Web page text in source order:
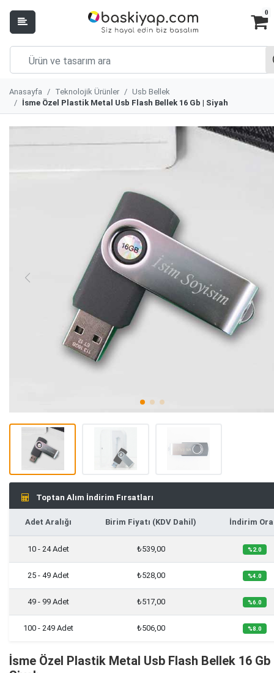
0
Anasayfa Teknolojik Ürünler
Usb Bellek
İsme Özel Plastik Metal Usb Flash Bellek 16 Gb | Siyah
Toptan Alım İndirim Fırsatları
Adet Aralığı Birim Fiyatı (KDV Dahil) İndirim
10 - 24 Adet ₺539,00 %2.0
25 - 49 Adet ₺528,00 %4.0
49 - 99 Adet ₺517,00 %6.0
100 - 249 Adet ₺506,00 %8.0
İsme Özel Plastik Metal Usb Flash Bellek 16 Gb